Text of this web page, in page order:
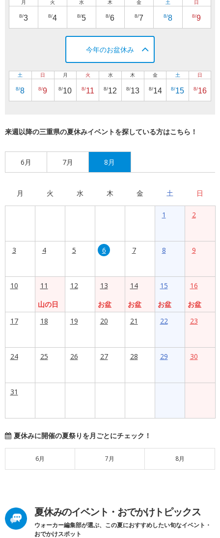
月
8/3
火
8/4
水
8/5
木
8/6
金
8/7
土
8/8
日
8/9
今年のお盆休み
土
8/8
日
8/9
月
8/10
火
8/11
水
8/12
木
8/13
金
8/14
土
8/15
日
8/16
来週以降の三重県の夏休みイベントを探している方はこちら！
6月 7月 8月
月 火 水 木 金 土 日
1 2
3 4 5 6 7 8 9
10
11
山の日
12
13
お盆
14
お盆
15
お盆
16
お盆
17
18 19 20 21 22 23
24 25 26 27 28 29 30
31
夏休みに開催の夏祭りを月ごとにチェック！
6月 7月 8月
夏休みのイベント・おでかけトピックス
ウォーカー編集部が選ぶ、この夏におすすめしたい旬なイベント・
おでかけスポット